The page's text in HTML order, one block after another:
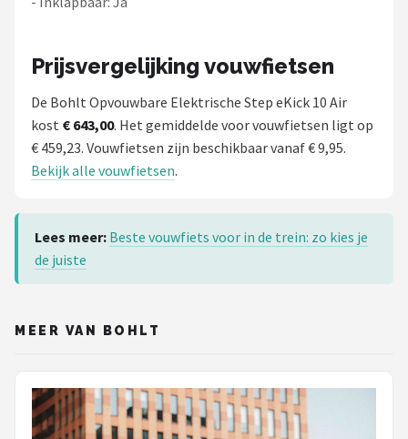
Prijsvergelijking vouwfietsen
De Bohlt Opvouwbare Elektrische Step eKick 10 Air
kost € 643,00. Het gemiddelde voor vouwfietsen ligt op
€ 459,23. Vouwfietsen zijn beschikbaar vanaf € 9,95.
Bekijk alle vouwfietsen.
Lees meer: Beste vouwfiets voor in de trein: zo kies je
de juiste
MEER VAN BOHLT